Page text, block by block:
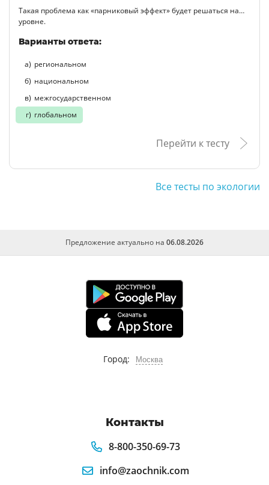
Такая проблема как «парниковый эффект» будет решаться на…
уровне.
Варианты ответа:
региональном
национальном
межгосударственном
глобальном
Перейти к тесту
Все тесты по экологии
Предложение актуально на 06.08.2026
Город: Москва
Контакты
8-800-350-69-73
info@zaochnik.com